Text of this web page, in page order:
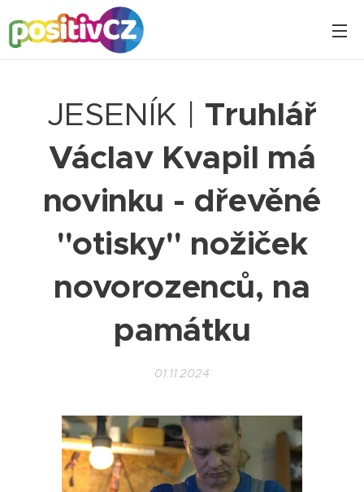
JESENÍK | Truhlář
Václav Kvapil má
novinku - dřevěné
"otisky" nožiček
novorozenců, na
památku
01.11.2024